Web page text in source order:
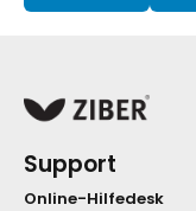
Support
Online-Hilfedesk